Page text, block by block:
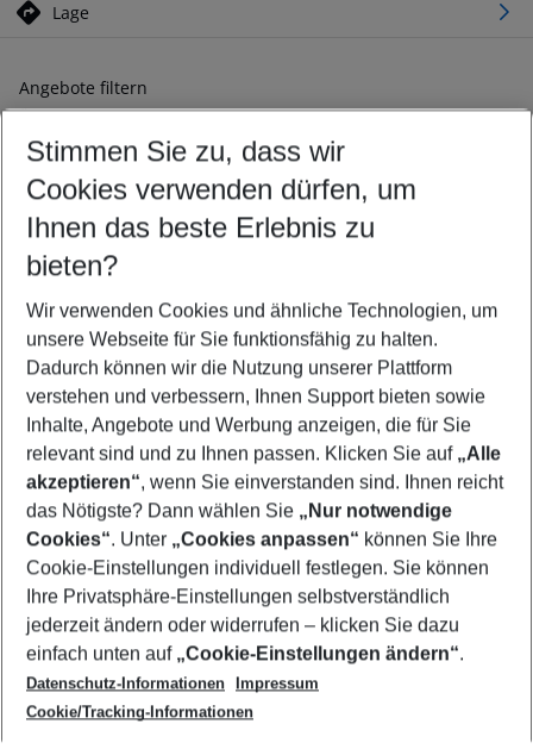
Lage
Angebote filtern
Ändern Sie Ihre Kriterien nach Ihren Wünschen
Abflughafen wählen
Beliebiger Abflughafen
Reisezeitraum wählen
09.08.26– 07.08.27 5-8 Nächte
2 Erwachsene Keine Kinder
Mehr Filter anzeigen
Footer
Footer navigation
Über uns
AGB
Cookie-Einstellungen ändern
Cookie-Richtlinie
Datenschutz
Service & Hilfe
Barrierefreies Reisen
Check-in
Folgen Sie uns
Stimmen Sie zu, dass wir
Cookies verwenden dürfen, um
Ihnen das beste Erlebnis zu
bieten?
Wir verwenden Cookies und ähnliche Technologien, um
unsere Webseite für Sie funktionsfähig zu halten.
Dadurch können wir die Nutzung unserer Plattform
verstehen und verbessern, Ihnen Support bieten sowie
Inhalte, Angebote und Werbung anzeigen, die für Sie
relevant sind und zu Ihnen passen. Klicken Sie auf „Alle
akzeptieren“, wenn Sie einverstanden sind. Ihnen reicht
das Nötigste? Dann wählen Sie „Nur notwendige
Cookies“. Unter „Cookies anpassen“ können Sie Ihre
Cookie-Einstellungen individuell festlegen. Sie können
Ihre Privatsphäre-Einstellungen selbstverständlich
jederzeit ändern oder widerrufen – klicken Sie dazu
einfach unten auf „Cookie-Einstellungen ändern“.
Datenschutz-Informationen
Impressum
Cookie/Tracking-Informationen